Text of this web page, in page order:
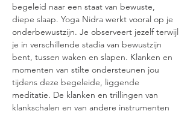
begeleid naar een staat van bewuste,
diepe slaap. Yoga Nidra werkt vooral op je
onderbewustzijn. Je observeert jezelf terwijl
je in verschillende stadia van bewustzijn
bent, tussen waken en slapen. Klanken en
momenten van stilte ondersteunen jou
tijdens deze begeleide, liggende
meditatie. De klanken en trillingen van
klankschalen en van andere instrumenten